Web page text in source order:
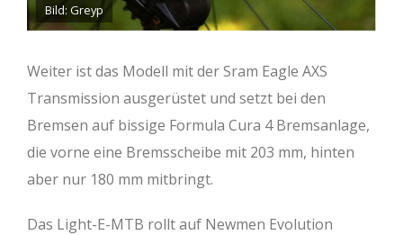
Bild: Greyp
Weiter ist das Modell mit der Sram Eagle AXS
Transmission ausgerüstet und setzt bei den
Bremsen auf bissige Formula Cura 4 Bremsanlage,
die vorne eine Bremsscheibe mit 203 mm, hinten
aber nur 180 mm mitbringt.
Das Light-E-MTB rollt auf Newmen Evolution